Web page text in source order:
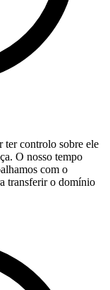
ter controlo sobre ele
O nosso tempo
com o
transferir o domínio